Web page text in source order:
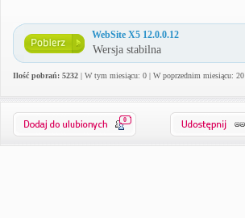
WebSite X5 12.0.0.12
Wersja stabilna
Ilość pobrań: 5232 | W tym miesiącu: 0 | W poprzednim miesiącu: 20
0